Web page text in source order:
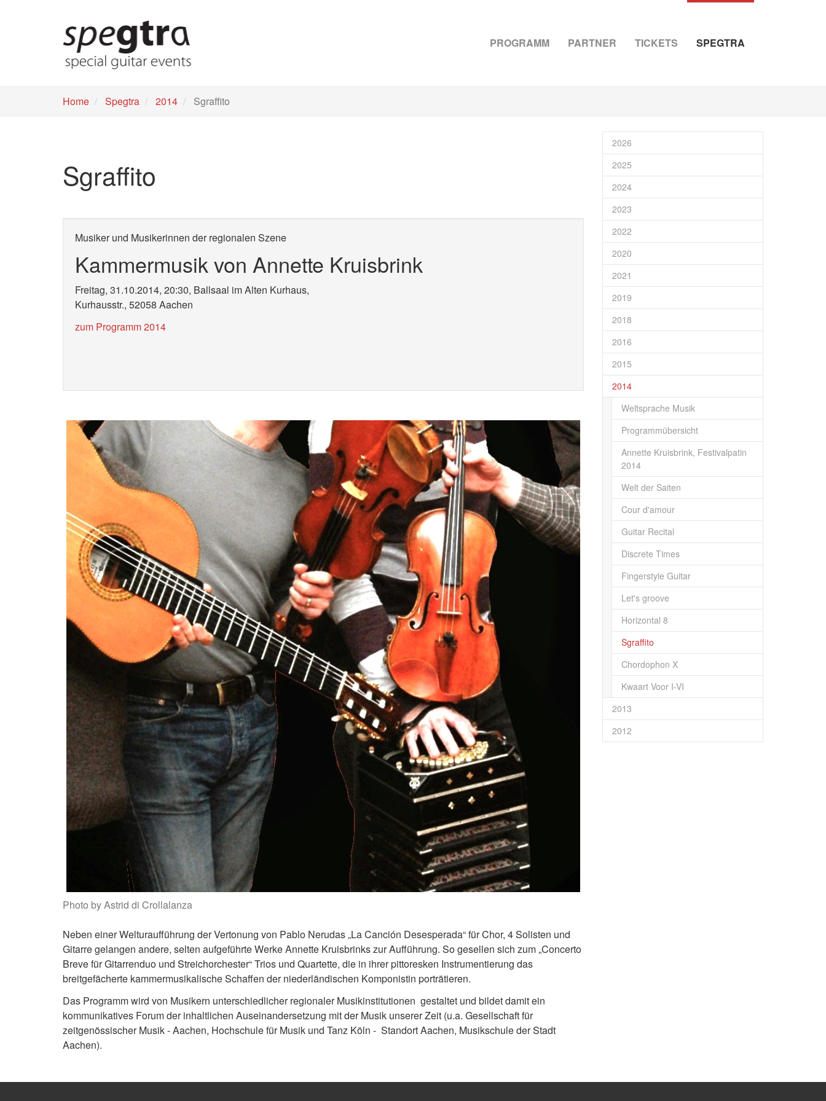
PROGRAMM PARTNER TICKETS SPEGTRA
Home Spegtra 2014 Sgraffito
Sgraffito
Musiker und Musikerinnen der regionalen Szene
Kammermusik von Annette Kruisbrink
Freitag, 31.10.2014, 20:30, Ballsaal im Alten Kurhaus,
Kurhausstr., 52058 Aachen
zum Programm 2014
Photo by Astrid di Crollalanza
Neben einer Welturaufführung der Vertonung von Pablo Nerudas „La Canción Desesperada“ für Chor, 4 Solisten und
Gitarre gelangen andere, selten aufgeführte Werke Annette Kruisbrinks zur Aufführung. So gesellen sich zum „Concerto
Breve für Gitarrenduo und Streichorchester“ Trios und Quartette, die in ihrer pittoresken Instrumentierung das
breitgefächerte kammermusikalische Schaffen der niederländischen Komponistin porträtieren.
Das Programm wird von Musikern unterschiedlicher regionaler Musikinstitutionen gestaltet und bildet damit ein
kommunikatives Forum der inhaltlichen Auseinandersetzung mit der Musik unserer Zeit (u.a. Gesellschaft für
zeitgenössischer Musik - Aachen, Hochschule für Musik und Tanz Köln - Standort Aachen, Musikschule der Stadt
Aachen).
2026
2025
2024
2023
2022
2020
2021
2019
2018
2016
2015
2014
Weltsprache Musik
Programmübersicht
Annette Kruisbrink, Festivalpatin
2014
Welt der Saiten
Cour d'amour
Guitar Recital
Discrete Times
Fingerstyle Guitar
Let's groove
Horizontal 8
Sgraffito
Chordophon X
Kwaart Voor I-VI
2013
2012